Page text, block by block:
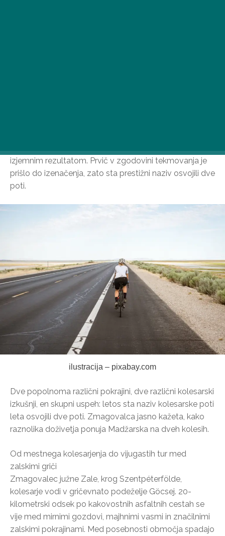
izjemnim rezultatom. Prvič v zgodovini tekmovanja je
prišlo do izenačenja, zato sta prestižni naziv osvojili dve
poti.
ilustracija – pixabay.com
Dve popolnoma različni pokrajini, dve različni kolesarski
izkušnji, en skupni uspeh: letos sta naziv kolesarske poti
leta osvojili dve poti. Zmagovalca jasno kažeta, kako
raznolika doživetja ponuja Madžarska na dveh kolesih.
Od mestnega kolesarjenja do vijugastih tur med
zalskimi griči
Zmagovalec južne Zale, krog Szentpéterfölde,
kolesarje vodi v gričevnato podeželje Göcsej. 20-
kilometrski odsek po kakovostnih asfaltnih cestah se
vije med mirnimi gozdovi, majhnimi vasmi in značilnimi
zalskimi pokrajinami. Med posebnosti območja spadajo